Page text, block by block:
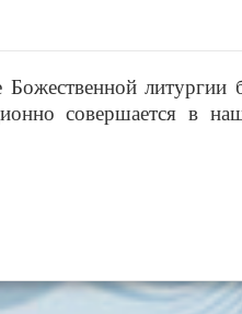
литургии
совершается в